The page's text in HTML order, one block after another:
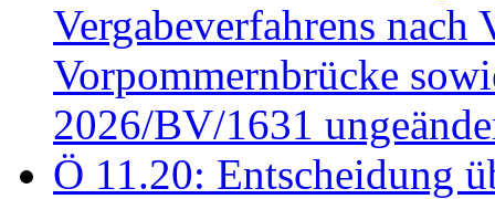
Vergabeverfahrens
Vorpommernbrücke
2026/BV/1631
Ö 11.20: Entscheidung